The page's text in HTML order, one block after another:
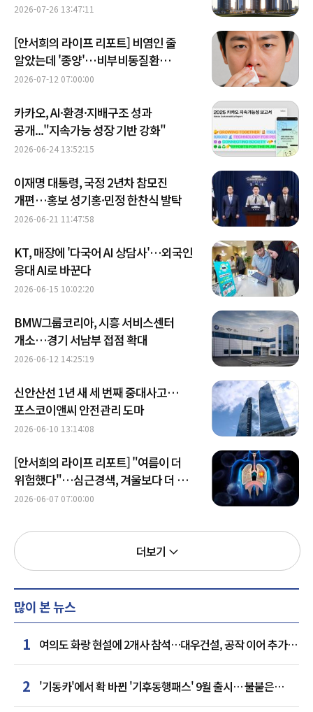
2026-07-26 13:47:11
[안서희의 라이프 리포트] 비염인 줄
알았는데 '종양'…비부비동질환
구별법은?
2026-07-12 07:00:00
카카오, AI·환경·지배구조 성과
공개..."지속가능 성장 기반 강화"
2026-06-24 13:52:15
이재명 대통령, 국정 2년차 참모진
개편…홍보 성기홍·민정 한찬식 발탁
2026-06-21 11:47:58
KT, 매장에 '다국어 AI 상담사'…외국인
응대 AI로 바꾼다
2026-06-15 10:02:20
BMW그룹코리아, 시흥 서비스센터
개소…경기 서남부 접점 확대
2026-06-12 14:25:19
신안산선 1년 새 세 번째 중대사고…
포스코이앤씨 안전관리 도마
2026-06-10 13:14:08
[안서희의 라이프 리포트] "여름이 더
위험했다"…심근경색, 겨울보다 더 많이
쓰러진 이유
2026-06-07 07:00:00
더보기
많이 본 뉴스
1 여의도 화랑 현설에 2개사 참석…대우건설, 공작 이어 추가
거점 확보하나
2 '기동카'에서 확 바뀐 '기후동행패스' 9월 출시… 불붙은
카드사 경쟁